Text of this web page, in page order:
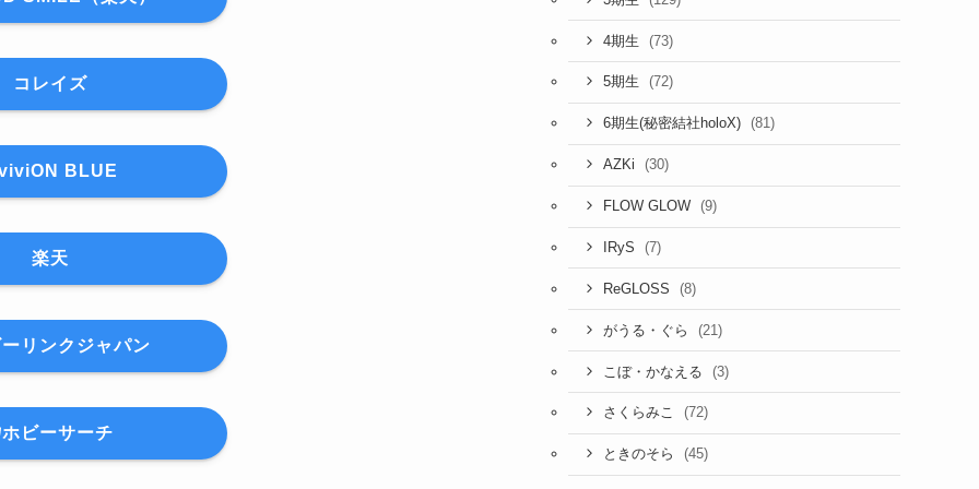
コレイズ
BLUE
楽天
リンクジャパン
ホビーサーチ
4期生 (73)
5期生 (72)
6期生(秘密結社holoX) (81)
AZKi (30)
FLOW GLOW (9)
IRyS (7)
ReGLOSS (8)
がうる・ぐら (21)
こぼ・かなえる (3)
さくらみこ (72)
ときのそら (45)